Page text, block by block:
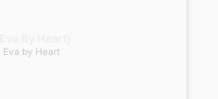
· Eva by Heart